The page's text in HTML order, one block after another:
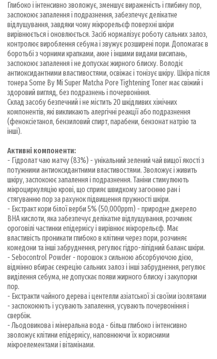
Глибоко і інтенсивно зволожує, зменшує вираженість і глибину пор,
заспокоює запалення і подразнення, забезпечує делікатне
відлущування, завдяки чому мікрорельєф поверхні шкіри
вирівнюється і оновлюється. Засіб нормалізує роботу сальних залоз,
контролює вироблення себума і звужує розширені пори. Допомагає в
боротьбі з чорними крапками, акне і іншими видами висипань,
заспокоює запалення і не допускає жирного блиску. Володіє
антиоксидантними властивостями, освіжає і тонізує шкіру. Шкіра після
тонера Some By Mi Super Matcha Pore Tightening Toner має свіжий і
здоровий вигляд, без подразнень і почервоніння.
Склад засобу безпечний і не містить 20 шкідливих хімічних
компонентів, які викликають алергічні реакції або подразнення
(феноксіетанол, бензиловий спирт, парабени, бензонат натрію та
інші).
Активні компоненти:
- Гідролат чаю матчу (83%) - унікальний зелений чай вищої якості з
потужними антиоксидантними властивостями. Зволожує і живить
шкіру, заспокоює запалення і подразнення. Таніни стимулюють
мікроциркуляцію крові, що сприяє швидкому загоєнню ран і
стягуванню пор за рахунок підвищення пружності шкіри.
- Екстракт кори білої верби 5% (50,000ppm) - природне джерело
BHA кислоти, яка забезпечує делікатне відлущування, розчиняє
ороговілі частинки епідермісу і вирівнює мікрорельєф. Має
властивість проникати глибоко в клітини через пори, розчиняє
комедони та інші забруднення, регулює гідро-ліпідний баланс шкіри.
- Sebocontrol Powder - порошок з сильною абсорбуючою дією,
відмінно вбирає секрецію сальних залоз і інші забруднення, регулює
виділення себума, не допускає появи жирного блиску і закупорки
пор.
- Екстракти чайного дерева і центелли азіатської зі своїми ізолятами
- заспокоюють і усувають запалення, усувають почервоніння і
свербіж.
- Льодовикова і мінеральна вода - більш глибоко і інтенсивно
зволожує клітини епідермісу, наповнюючи їх корисними
мікроелементами і вітамінами.